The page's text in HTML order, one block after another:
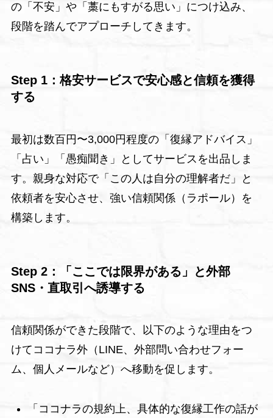
の「不安」や「藁にもすがる思い」につけ込み、
段階を踏んでアプローチしてきます。
Step 1：格安サービスで安心感と信頼を獲得
する
最初は数百円〜3,000円程度の「復縁アドバイス」
「占い」「愚痴聞き」としてサービスを出品しま
す。親身な対応で「この人は自分の理解者だ」と
依頼者を安心させ、強い信頼関係（ラポール）を
構築します。
Step 2：「ここでは限界がある」と外部
SNS・直取引へ誘導する
信頼関係ができた段階で、以下のような理由をつ
けてココナラ外（LINE、外部問い合わせフォー
ム、個人メールなど）へ移動を促します。
「ココナラの規約上、具体的な復縁工作の話が